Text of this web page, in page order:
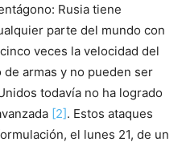
Rusia tiene
parte del mundo con
veces la velocidad del
armas y no pueden ser
todavía no ha logrado
[2]. Estos ataques
el lunes 21, de un